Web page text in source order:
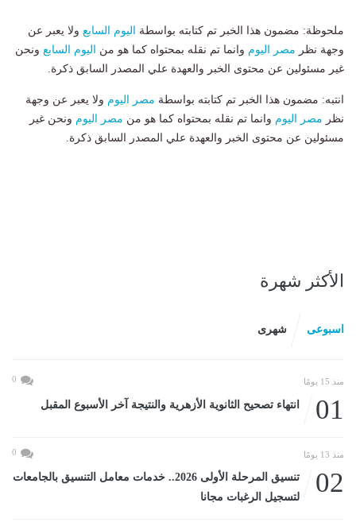
ملحوظة: مضمون هذا الخبر تم كتابته بواسطة اليوم السابع ولا يعبر عن
وجهة نظر مصر اليوم وانما تم نقله بمحتواه كما هو من اليوم السابع ونحن
غير مسئولين عن محتوى الخبر والعهدة علي المصدر السابق ذكرة.
انتبه: مضمون هذا الخبر تم كتابته بواسطة مصر اليوم ولا يعبر عن وجهة
نظر مصر اليوم وانما تم نقله بمحتواه كما هو من مصر اليوم ونحن غير
مسئولين عن محتوى الخبر والعهدة علي المصدر السابق ذكرة.
الأكثر شهرة
اسبوعى شهرى
منذ 15 يومًا 0
01 انتهاء تصحيح الثانوية الأزهرية والنتيجة آخر الأسبوع المقبل
منذ 13 يومًا 0
02
تنسيق المرحلة الأولى 2026.. خدمات معامل التنسيق بالجامعات
لتسجيل الرغبات مجانا